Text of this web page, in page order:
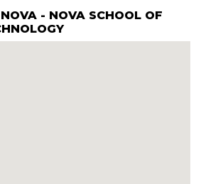
- NOVA SCHOOL OF